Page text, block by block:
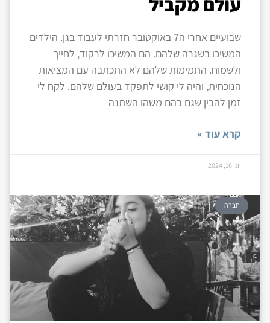
שבועיים אחרי ה7 באוקטובר חזרתי לעבוד בגן. הילדים
המשיכו בשגרה שלהם. הם המשיכו לרקוד, לחייך
ולשמוח. התמימות שלהם לא התכתבה עם המציאות
הנוכחית, והיה לי קושי לתפקד בעולם שלהם. לקח לי
זמן להבין שגם בהם משהו השתנה
קרא עוד »
יוני 16, 2024
חברה